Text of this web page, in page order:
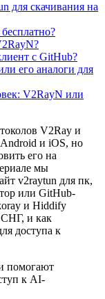
для скачивания на
с GitHub?
его аналоги для
V2RayN или
V2Ray и
Android и iOS, но
его на
мы
v2raytun для пк,
или GitHub-
и Hiddify
СНГ, и как
доступа к
помогают
к AI-